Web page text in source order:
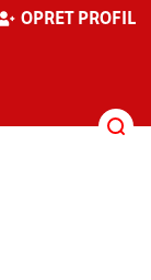
OPRET PROFIL